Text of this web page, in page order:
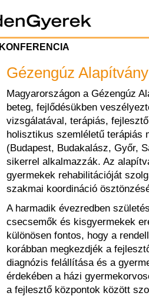
KONFERENCIA
Gézengúz Alapítvány
Magyarországon a Gézengúz
beteg, fejlődésükben
vizsgálatával, terápiás,
holisztikus szemléletű terápiás
(Budapest, Budakalász, Győr,
sikerrel alkalmazzák. Az
gyermekek rehabilitációját
szakmai koordináció
A harmadik évezredben
csecsemők és kisgyermekek
különösen fontos, hogy a
korábban megkezdjék a
diagnózis felállítása és a
érdekében a házi
a fejlesztő központok között